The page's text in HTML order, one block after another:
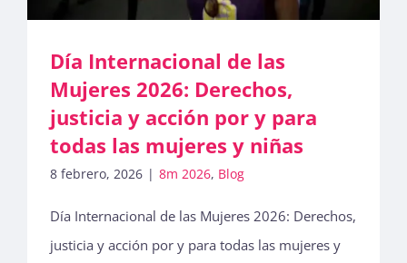
Día Internacional de las
Mujeres 2026: Derechos,
justicia y acción por y para
todas las mujeres y niñas
8 febrero, 2026 | 8m 2026, Blog
Día Internacional de las Mujeres 2026: Derechos,
justicia y acción por y para todas las mujeres y